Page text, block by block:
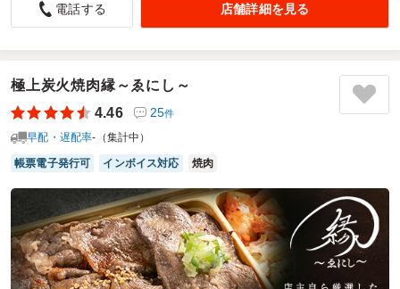
4.0
かり感じられて満足度が高いです。そぼろや卵、彩りの良い
副菜もバランスがよく、最後まで飽きずに楽しめました。会
議用にも個人用にもおすすめできるお弁当です。
参加者の年齢：20代～30代男女比：男女混合
埼玉県北葛飾郡杉戸町本郷2026/04/23
肉十番の口コミをもっと見る
電話する 店舗詳細を見る
極上炭火焼肉縁～ゑにし～
4.46
25件
早配・遅配率-（集計中）
帳票電子発行可 インボイス対応 焼肉